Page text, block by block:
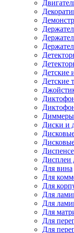
Детские
Детские
Диммеры
Диски и
Дисплеи
Для вина
Для
Для
Для
Для
Для
Для
Для